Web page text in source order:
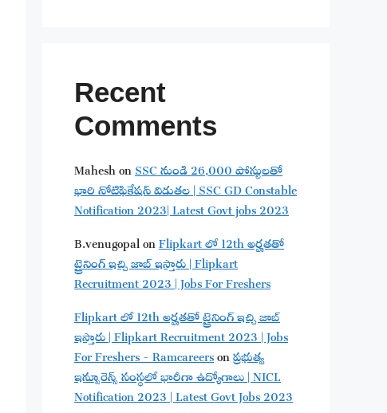
Recent
Comments
MaheshonSSC నుండి 26,000 పోస్టులతో
భారి నోటిఫికేషన్ విడుతల | SSC GD Constable
Notification 2023| Latest Govt jobs 2023
B.venugopalonFlipkart లో 12th అర్హతతో
ట్రైనింగ్ ఇచ్చి జాబ్ ఇస్తారు | Flipkart
Recruitment 2023 | Jobs For Freshers
Flipkart లో 12th అర్హతతో ట్రైనింగ్ ఇచ్చి జాబ్
ఇస్తారు | Flipkart Recruitment 2023 | Jobs
For Freshers - Ramcareersonప్రభుత్వ
ఇన్సూరెన్స్ సంస్థలో భారీగా ఉద్యోగాలు | NICL
Notification 2023 | Latest Govt Jobs 2023